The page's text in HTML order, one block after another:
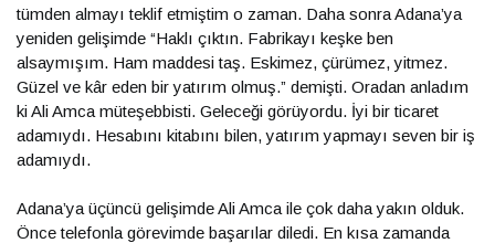
tümden almayı teklif etmiştim o zaman. Daha sonra Adana’ya
yeniden gelişimde “Haklı çıktın. Fabrikayı keşke ben
alsaymışım. Ham maddesi taş. Eskimez, çürümez, yitmez.
Güzel ve kâr eden bir yatırım olmuş.” demişti. Oradan anladım
ki Ali Amca müteşebbisti. Geleceği görüyordu. İyi bir ticaret
adamıydı. Hesabını kitabını bilen, yatırım yapmayı seven bir iş
adamıydı.
Adana’ya üçüncü gelişimde Ali Amca ile çok daha yakın olduk.
Önce telefonla görevimde başarılar diledi. En kısa zamanda